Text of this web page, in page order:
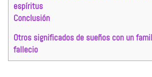
espíritus
Conclusión
Otros significados de sueños con un
fallecio